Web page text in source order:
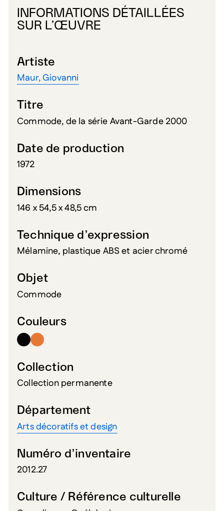
INFORMATIONS DÉTAILLÉES
SUR L’ŒUVRE
Artiste
Maur, Giovanni
Titre
Commode, de la série Avant-Garde 2000
Date de production
1972
Dimensions
146 x 54,5 x 48,5 cm
Technique d’expression
Mélamine, plastique ABS et acier chromé
Objet
Commode
Couleurs
Collection
Collection permanente
Département
Arts décoratifs et design
Numéro d’inventaire
2012.27
Culture / Référence culturelle